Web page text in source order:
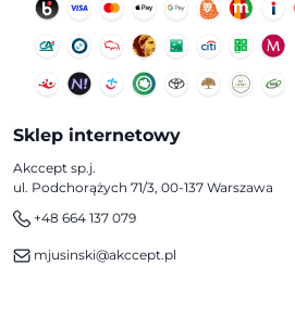
Sklep internetowy
Akccept sp.j.
ul. Podchorążych 71/3, 00-137 Warszawa
+48 664 137 079
mjusinski@akccept.pl